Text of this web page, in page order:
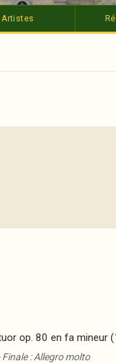
Artistes
op. 80 en fa mineur
: Allegro molto